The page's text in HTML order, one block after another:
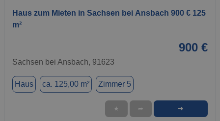
Haus zum Mieten in Sachsen bei Ansbach 900 € 125
m²
900 €
Sachsen bei Ansbach, 91623
Haus ca. 125,00 m² Zimmer 5
★ ➦ ➜